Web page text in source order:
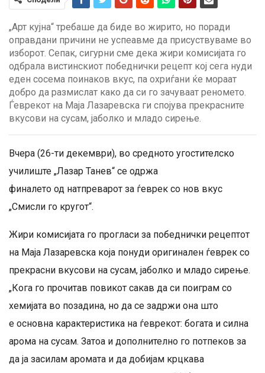
„Арт кујна“ требаше да биде во жирито, но поради
оправдани причини не успеавме да присуствуваме во
изборот. Сепак, сигурни сме дека жири комисијата го
одбрала вистинскиот победнички рецепт кој сега нуди
еден сосема поинаков вкус, па охриѓани ќе мораат
добро да размислат како да си го зачуваат реномето.
Ѓеврекот на Маја Лазаревска ги спојува прекрасните
вкусови на сусам, јаболко и младо сирење.
Вчера (26-ти декември), во средното угостителско
училиште „Лазар Танев“ се одржа
финалето од натпреварот за ѓеврек со нов вкус
„Смисли го кругот“.
Жири комисијата го прогласи за победнички рецептот
на Маја Лазаревска која понуди оригинален ѓеврек со
прекрасни вкусови на сусам, јаболко и младо сирење.
„Кога го прочитав повикот сакав да си поиграм со
хемијата во позадина, но да се задржи она што
е основна карактеристика на ѓеврекот: богата и силна
арома на сусам. Затоа и дополнително го потпеков за
да ја засилам аромата и да добијам крцкава